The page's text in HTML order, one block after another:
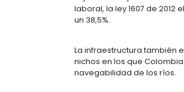
Colombia
de acuerdo al
En 2018,
Económicos
internacionales